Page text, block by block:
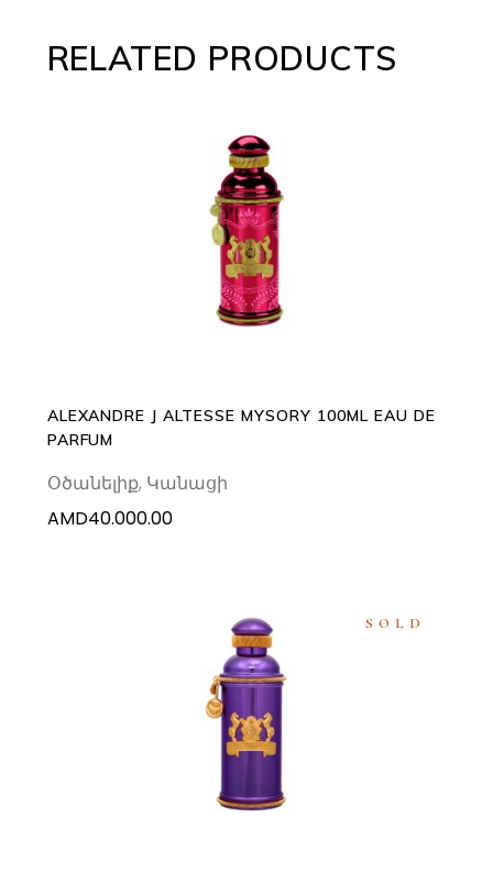
RELATED PRODUCTS
ADD TO CART
ALEXANDRE J ALTESSE MYSORY 100ML EAU DE
PARFUM
Օծանելիք, Կանացի
AMD40.000.00
SOLD
READ MORE